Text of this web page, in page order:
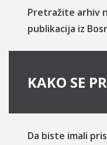
Pretražite arhiv
publikacija iz
KAKO SE
Da biste imali